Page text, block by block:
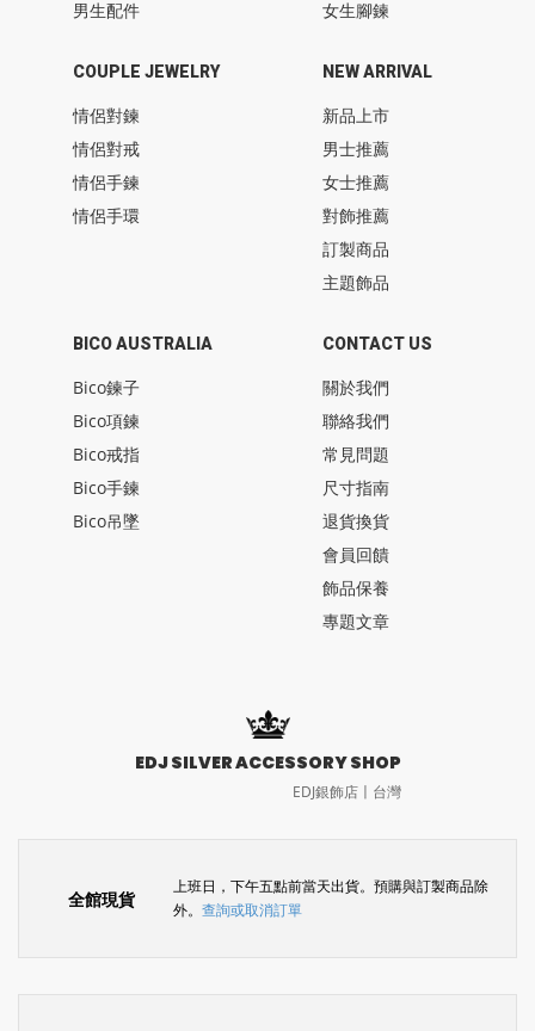
男生配件
女生腳鍊
COUPLE JEWELRY
情侶對鍊
情侶對戒
情侶手鍊
情侶手環
BICO AUSTRALIA
Bico鍊子
Bico項鍊
Bico戒指
Bico手鍊
Bico吊墜
NEW ARRIVAL
新品上市
男士推薦
女士推薦
對飾推薦
訂製商品
主題飾品
CONTACT US
關於我們
聯絡我們
常見問題
尺寸指南
退貨換貨
會員回饋
飾品保養
專題文章
EDJ SILVER ACCESSORY SHOP
EDJ銀飾店〡台灣
全館現貨
上班日，下午五點前當天出貨。預購與訂製商品除
外。 查詢或取消訂單